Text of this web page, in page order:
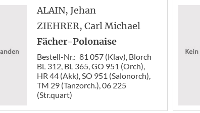
ALAIN, Jehan
ZIEHRER, Carl Michael
Fächer-Polonaise
Bestell-Nr.: 81 057 (Klav), Blorch
BL 312, BL 365, GO 951 (Orch),
HR 44 (Akk), SO 951 (Salonorch),
TM 29 (Tanzorch.), 06 225
(Str.quart)